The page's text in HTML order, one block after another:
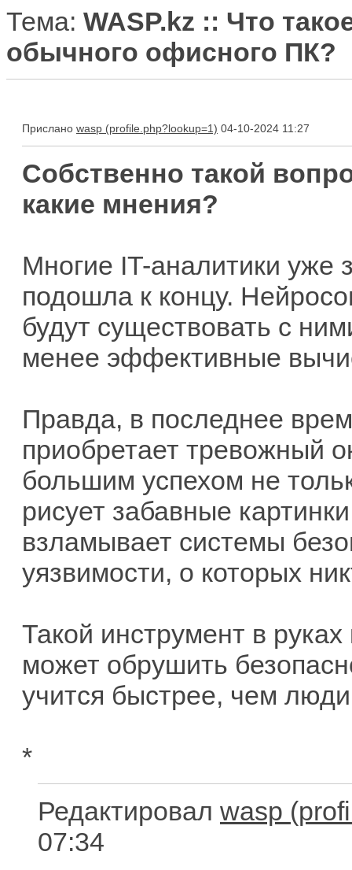
Тема: WASP.kz :: Что
обычного офисного ПК?
Прислано wasp 04-10-2024 11:27
Собственно такой
какие мнения?
Многие IT-аналитики уже
подошла к концу.
будут существовать с
менее эффективные
Правда, в последнее
приобретает тревожный
большим успехом не
рисует забавные
взламывает системы
уязвимости, о которых
Такой инструмент в
может обрушить
учится быстрее, чем
*
Редактировал wasp
07:34